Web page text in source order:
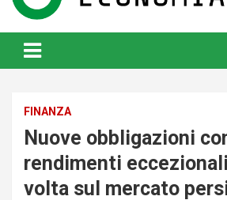
FINANZA
Nuove obbligazioni
rendimenti
volta sul mercato